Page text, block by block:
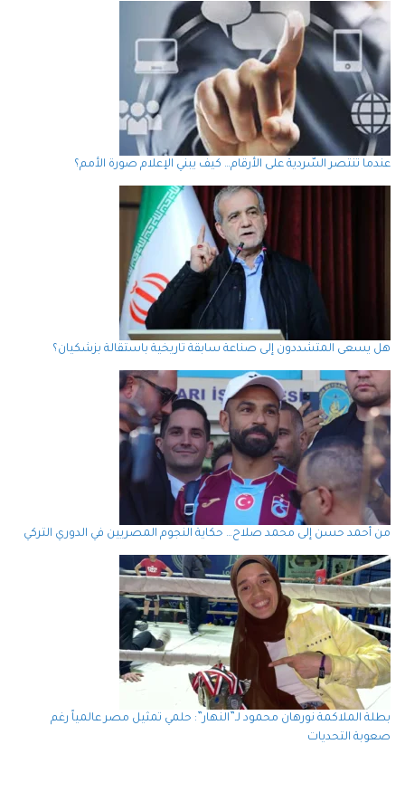
عندما تنتصر السّردية على الأرقام… كيف يبني الإعلام صورة الأمم؟
هل يسعى المتشددون إلى صناعة سابقة تاريخية باستقالة بزشكيان؟
من أحمد حسن إلى محمد صلاح… حكاية النجوم المصريين في الدوري التركي
بطلة الملاكمة نورهان محمود لـ”النهار”: حلمي تمثيل مصر عالمياً رغم
صعوبة التحديات